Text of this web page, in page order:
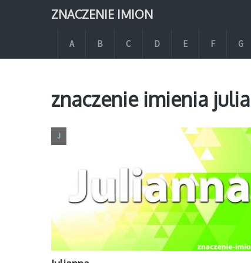
ZNACZENIE IMION
A B C D E F G
znaczenie imienia
J